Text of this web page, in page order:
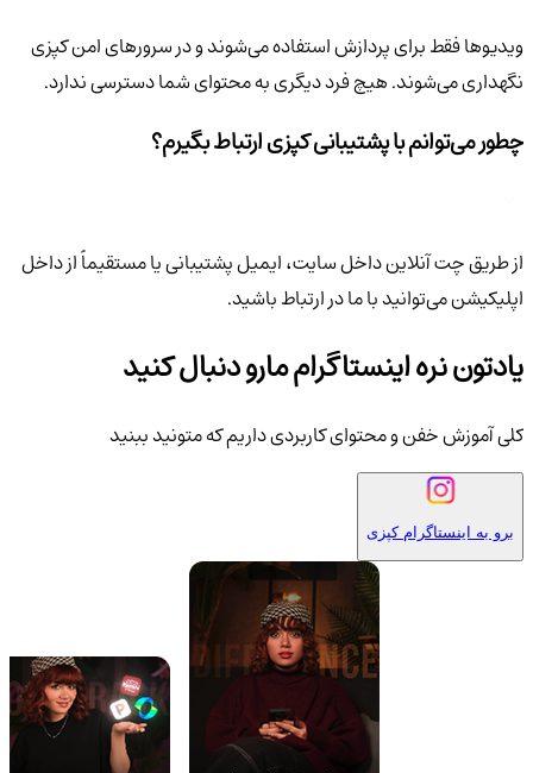
ویدیوها فقط برای پردازش استفاده می‌شوند و در سرورهای امن کپزی
نگهداری می‌شوند. هیچ فرد دیگری به محتوای شما دسترسی ندارد.
چطور می‌توانم با پشتیبانی کپزی ارتباط بگیرم؟
از طریق چت آنلاین داخل سایت، ایمیل پشتیبانی یا مستقیماً از داخل
اپلیکیشن می‌توانید با ما در ارتباط باشید.
یادتون نره اینستاگرام مارو دنبال کنید
کلی آموزش خفن و محتوای کاربردی داریم که متونید ببنید
برو به اینستاگرام کپزی